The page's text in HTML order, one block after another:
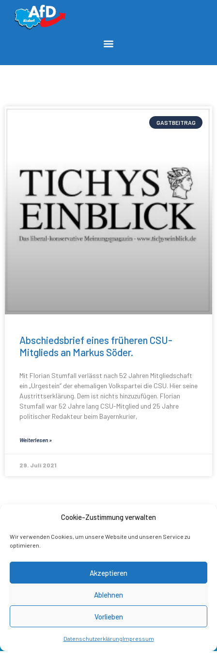
Cookie-Zustimmung verwalten
Wir verwenden Cookies, um unsere Website und unseren Service zu
optimieren.
Akzeptieren
Ablehnen
Vorlieben
DatenschutzerklärungImpressum
GASTBEITRAG
Abschiedsbrief eines früheren CSU-
Mitglieds an Markus Söder.
Mit Florian Stumfall verlässt nach 52 Jahren Mitgliedschaft
ein „Urgestein“ der ehemaligen Volkspartei die CSU. Hier seine
Austrittserklärung. Dem ist nichts hinzuzufügen. Florian
Stumfall war 52 Jahre lang CSU-Mitglied und 25 Jahre
politischer Redakteur beim Bayernkurier,
Weiterlesen »
29. Juli 2021
© 2026 Alternative für Deutschland
Datenschutz